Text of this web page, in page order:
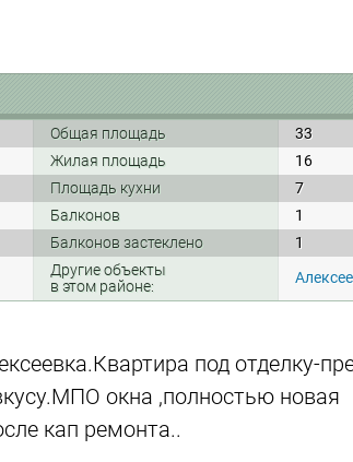
Общая площадь
33
Жилая площадь
16
Площадь кухни
7
Балконов
1
Балконов застеклено
1
Другие объекты
в этом районе:
под отделку-
окна ,полностью новая
кап ремонта..